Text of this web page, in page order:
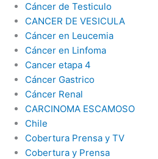
Cáncer de Testiculo
CANCER DE VESICULA
Cáncer en Leucemia
Cáncer en Linfoma
Cancer etapa 4
Cáncer Gastrico
Cáncer Renal
CARCINOMA ESCAMOSO
Chile
Cobertura Prensa y TV
Cobertura y Prensa